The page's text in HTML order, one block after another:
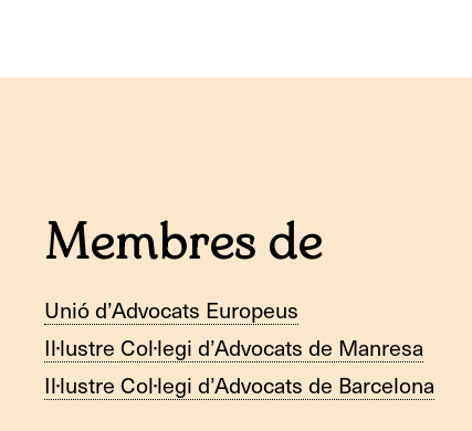
Membres de
Unió d’Advocats Europeus
Il·lustre Col·legi d’Advocats de Manresa
Il·lustre Col·legi d’Advocats de Barcelona